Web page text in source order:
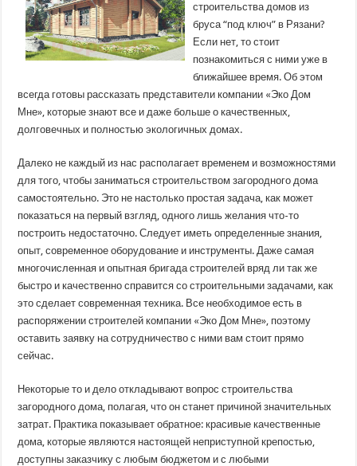
экологически
чистое
жилье
строительства домов из
бруса “под ключ” в Рязани?
Если нет, то стоит
познакомиться с ними уже в
ближайшее время. Об этом
всегда готовы рассказать представители компании «Эко Дом
Мне», которые знают все и даже больше о качественных,
долговечных и полностью экологичных домах.
Далеко не каждый из нас располагает временем и возможностями
для того, чтобы заниматься строительством загородного дома
самостоятельно. Это не настолько простая задача, как может
показаться на первый взгляд, одного лишь желания что-то
построить недостаточно. Следует иметь определенные знания,
опыт, современное оборудование и инструменты. Даже самая
многочисленная и опытная бригада строителей вряд ли так же
быстро и качественно справится со строительными задачами, как
это сделает современная техника. Все необходимое есть в
распоряжении строителей компании «Эко Дом Мне», поэтому
оставить заявку на сотрудничество с ними вам стоит прямо
сейчас.
Некоторые то и дело откладывают вопрос строительства
загородного дома, полагая, что он станет причиной значительных
затрат. Практика показывает обратное: красивые качественные
дома, которые являются настоящей неприступной крепостью,
доступны заказчику с любым бюджетом и с любыми